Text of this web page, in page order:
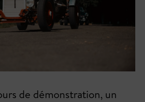
de démonstration, un